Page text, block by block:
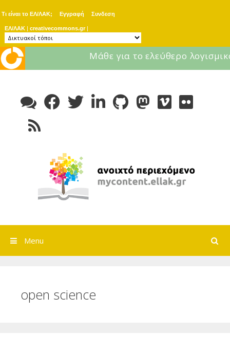
Τι είναι το ΕΛ/ΛΑΚ; Εγγραφή Συνδεση
ΕΛ/ΛΑΚ | creativecommons.gr |
Μάθε για το ελεύθερο
content
Search
Menu
open science